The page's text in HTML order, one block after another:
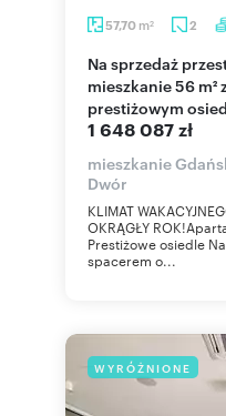
57,70 m2 2
Na sprzedaż przestronne 2-pokojowe
mieszkanie 56
prestiżowym
1 648 087 zł
mieszkanie
Dwór
KLIMAT
OKRĄGŁY
Prestiżowe osiedle
spacerem o...
WYRÓŻNIONE